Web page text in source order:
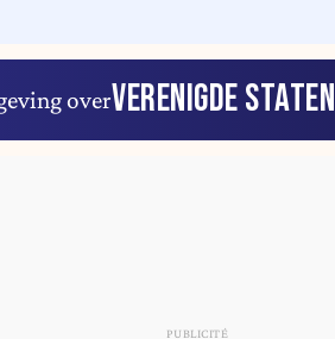
overVERENIGDE STATEN